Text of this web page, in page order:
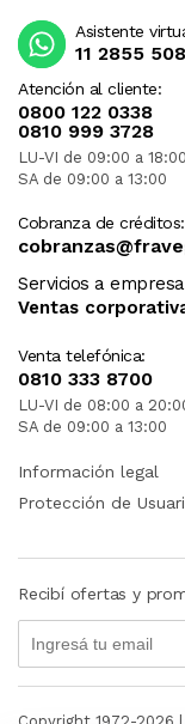
Atención al cliente:
0800 122 0338
0810 999 3728
LU-VI de 09:00 a 18:00
SA de 09:00 a 13:00
Cobranza de créditos:
Servicios a
Ventas
Venta telefónica:
0810 333 8700
LU-VI de 08:00 a
SA de 09:00 a 13:00
Asistente
11 2855
Información legal
Protección de
Recibí ofertas y